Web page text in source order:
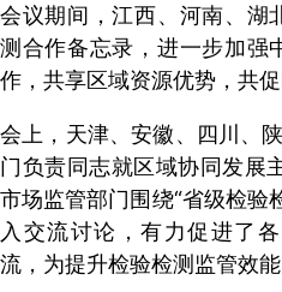
会议期间，江西、河南、湖
测合作备忘录，进一步加强
作，共享区域资源优势，共促
会上，天津、安徽、四川、
门负责同志就区域协同发展
市场监管部门围绕“省级检验
入交流讨论，有力促进了
流，为提升检验检测监管效能